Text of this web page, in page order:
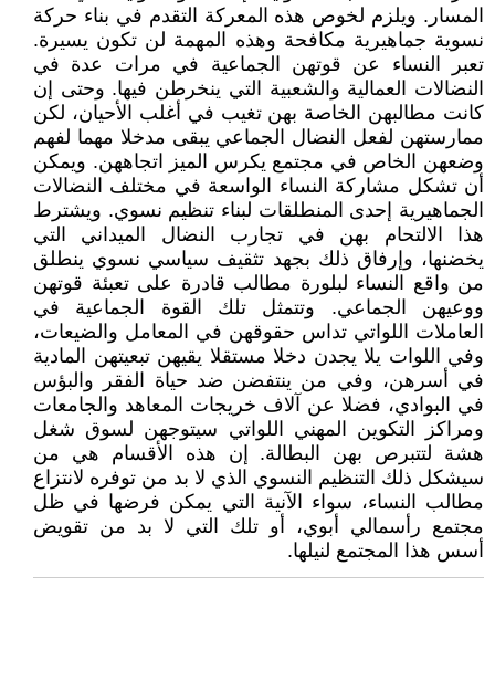
المسار. ويلزم لخوص هذه المعركة التقدم في بناء حركة
نسوية جماهيرية مكافحة وهذه المهمة لن تكون يسيرة.
تعبر النساء عن قوتهن الجماعية في مرات عدة في
النضالات العمالية والشعبية التي ينخرطن فيها. وحتى إن
كانت مطالبهن الخاصة بهن تغيب في أغلب الأحيان، لكن
ممارستهن لفعل النضال الجماعي يبقى مدخلا مهما لفهم
وضعهن الخاص في مجتمع يكرس الميز اتجاههن. ويمكن
أن تشكل مشاركة النساء الواسعة في مختلف النضالات
الجماهيرية إحدى المنطلقات لبناء تنظيم نسوي. ويشترط
هذا الالتحام بهن في تجارب النضال الميداني التي
يخضنها، وإرفاق ذلك بجهد تثقيف سياسي نسوي ينطلق
من واقع النساء لبلورة مطالب قادرة على تعبئة قوتهن
ووعيهن الجماعي. وتتمثل تلك القوة الجماعية في
العاملات اللواتي تداس حقوقهن في المعامل والضيعات،
وفي اللوات يلا يجدن دخلا مستقلا يقيهن تبعيتهن المادية
في أسرهن، وفي من ينتفضن ضد حياة الفقر والبؤس
في البوادي، فضلا عن آلاف خريجات المعاهد والجامعات
ومراكز التكوين المهني اللواتي سيتوجهن لسوق شغل
هشة لتتبرص بهن البطالة. إن هذه الأقسام هي من
سيشكل ذلك التنظيم النسوي الذي لا بد من توفره لانتزاع
مطالب النساء، سواء الآنية التي يمكن فرضها في ظل
مجتمع رأسمالي أبوي، أو تلك التي لا بد من تقويض
أسس هذا المجتمع لنيلها.